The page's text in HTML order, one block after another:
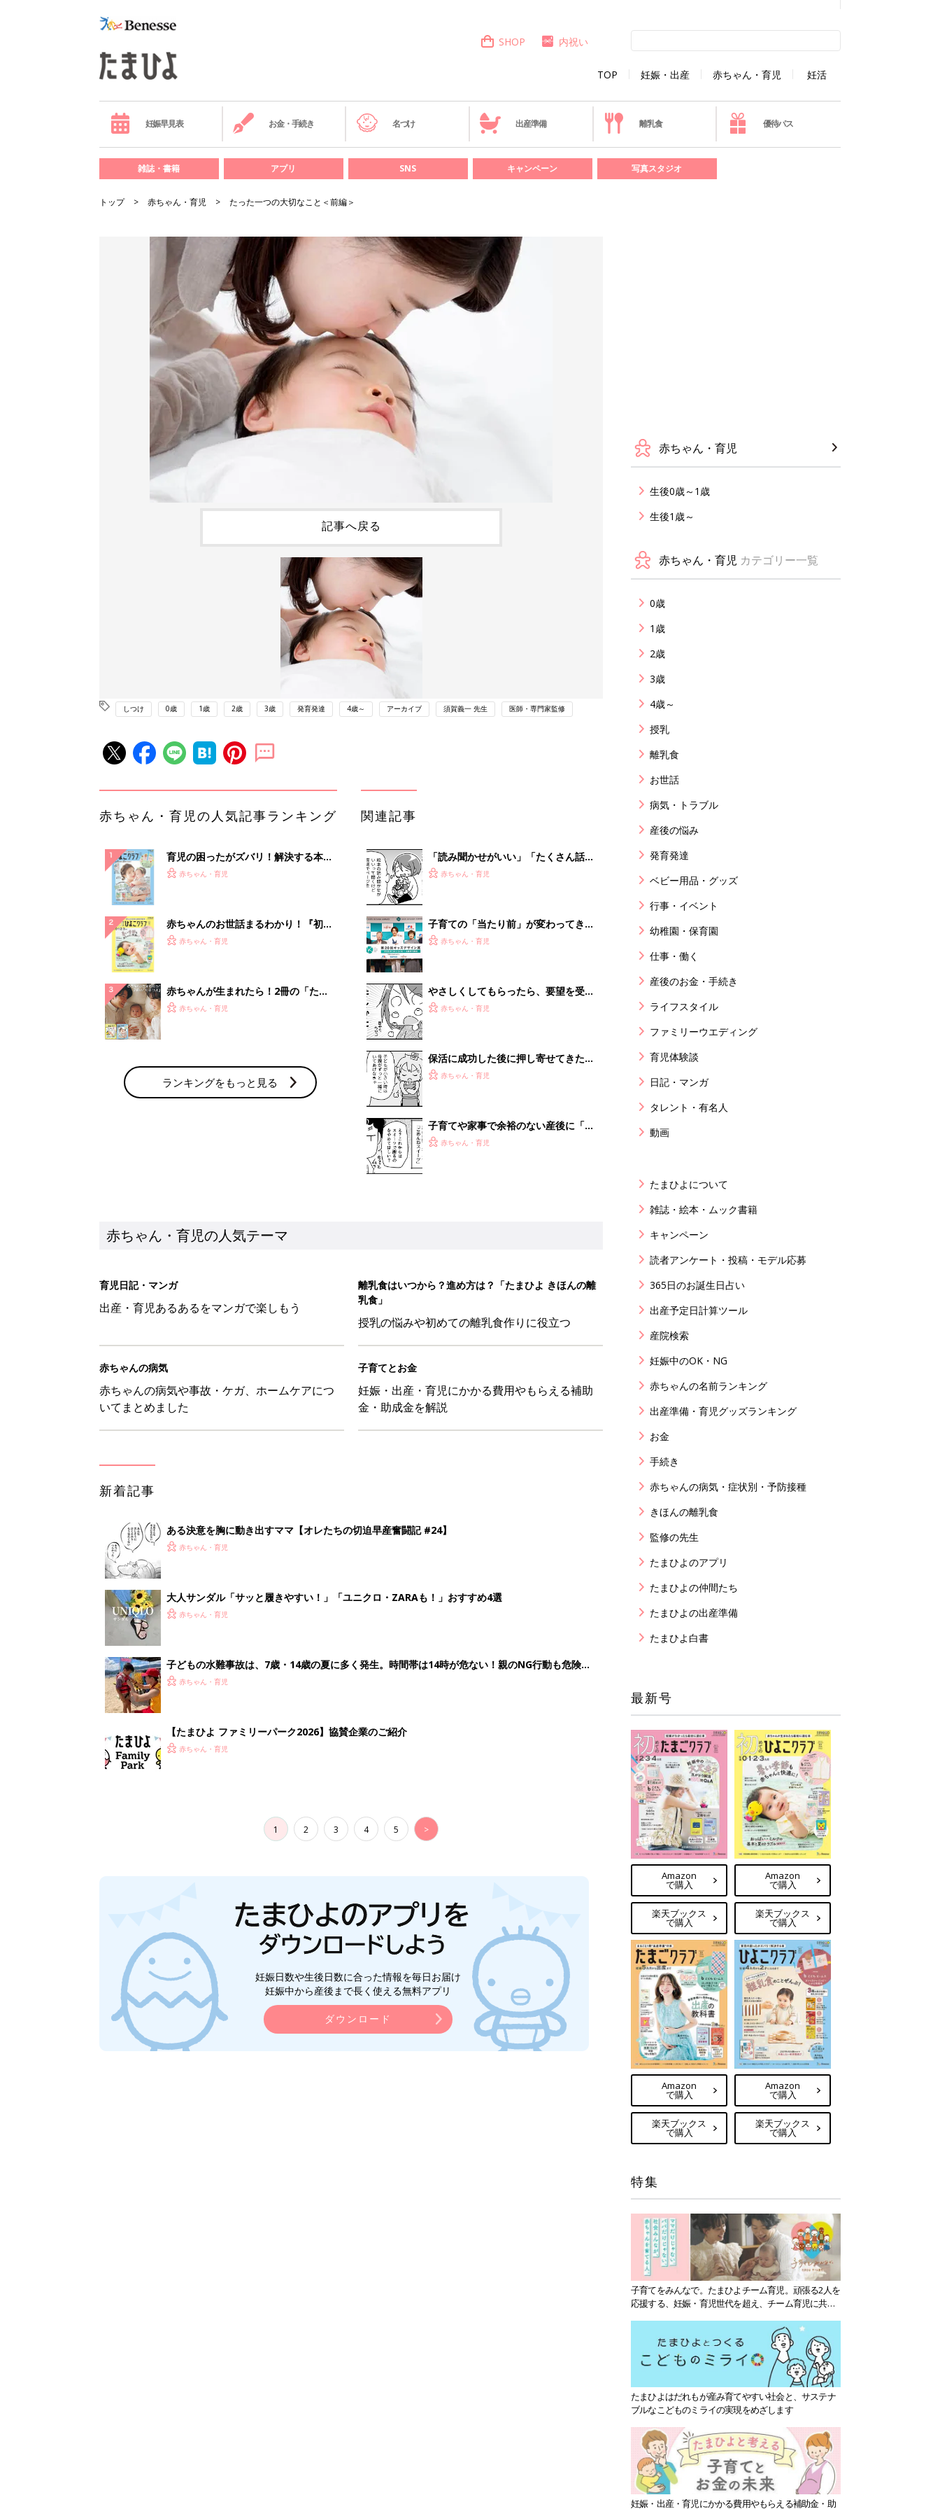
TOP 妊娠・出産 赤ちゃん・育児 妊活
SHOP 内祝い
妊娠早見表 お金・手続き 名づけ 出産準備 離乳食 優待パス
雑誌・書籍 アプリ SNS キャンペーン 写真スタジオ
トップ 赤ちゃん・育児 たった一つの大切なこと＜前編＞
記事へ戻る
しつけ 0歳 1歳 2歳 3歳 発育発達 4歳～ アーカイブ 須賀義一 先生 医師・専門家監修
赤ちゃん・育児の人気記事ランキング
育児の困ったがズバリ！解決する本
『ひよこクラブ 夏号』 4カ月～2才
赤ちゃん・育児
赤ちゃんのお世話まるわかり！『初め
てのひよこクラブ 夏号』〈巻頭大特
赤ちゃん・育児
赤ちゃんが生まれたら！2冊の「たま
ひよ」
赤ちゃん・育児
ランキングをもっと見る
関連記事
「読み聞かせがいい」「たくさん話し
かけて」というけど……子どもの発語
赤ちゃん・育児
子育ての「当たり前」が変わってき
た⁉ 20周年を迎えるキッズデザイン
赤ちゃん・育児
やさしくしてもらったら、要望を受け
入れるべき？ 子どもの安全を最優先
赤ちゃん・育児
保活に成功した後に押し寄せてきた
「大事な子どもを預けていいの？」と
赤ちゃん・育児
子育てや家事で余裕のない産後に「ご
めんねスイーツ」よりもほしいものと
赤ちゃん・育児
赤ちゃん・育児の人気テーマ
育児日記・マンガ
出産・育児あるあるをマンガで楽しもう
離乳食はいつから？進め方は？「たまひよ きほんの離
乳食」
授乳の悩みや初めての離乳食作りに役立つ
赤ちゃんの病気
赤ちゃんの病気や事故・ケガ、ホームケアにつ
いてまとめました
子育てとお金
妊娠・出産・育児にかかる費用やもらえる補助
金・助成金を解説
新着記事
ある決意を胸に動き出すママ【オレたちの切迫早産奮闘記 #24】
赤ちゃん・育児
大人サンダル「サッと履きやすい！」「ユニクロ・ZARAも！」おすすめ4選
赤ちゃん・育児
子どもの水難事故は、7歳・14歳の夏に多く発生。時間帯は14時が危ない！親のNG行動も危険を
まねく【専門家】
赤ちゃん・育児
【たまひよ ファミリーパーク2026】協賛企業のご紹介
赤ちゃん・育児
1 2 3 4 5 >
妊娠日数や生後日数に合った情報を毎日お届け
妊娠中から産後まで長く使える無料アプリ
ダウンロード
赤ちゃん・育児
生後0歳～1歳
生後1歳～
赤ちゃん・育児 カテゴリー一覧
0歳
1歳
2歳
3歳
4歳～
授乳
離乳食
お世話
病気・トラブル
産後の悩み
発育発達
ベビー用品・グッズ
行事・イベント
幼稚園・保育園
仕事・働く
産後のお金・手続き
ライフスタイル
ファミリーウエディング
育児体験談
日記・マンガ
タレント・有名人
動画
たまひよについて
雑誌・絵本・ムック書籍
キャンペーン
読者アンケート・投稿・モデル応募
365日のお誕生日占い
出産予定日計算ツール
産院検索
妊娠中のOK・NG
赤ちゃんの名前ランキング
出産準備・育児グッズランキング
お金
手続き
赤ちゃんの病気・症状別・予防接種
きほんの離乳食
監修の先生
たまひよのアプリ
たまひよの仲間たち
たまひよの出産準備
たまひよ白書
最新号
Amazon
で購入
楽天ブックス
で購入
Amazon
で購入
楽天ブックス
で購入
Amazon
で購入
楽天ブックス
で購入
Amazon
で購入
楽天ブックス
で購入
特集
子育てをみんなで。たまひよチーム育児。頑張る2人を
応援する、妊娠・育児世代を超え、チーム育児に共感
たまひよはだれもが産み育てやすい社会と、サステナ
ブルなこどものミライの実現をめざします
妊娠・出産・育児にかかる費用やもらえる補助金・助